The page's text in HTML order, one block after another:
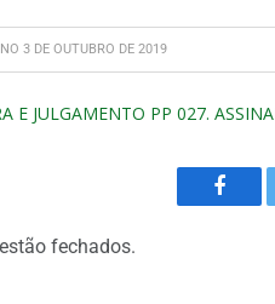
NO 3 DE OUTUBRO DE 2019
E JULGAMENTO PP 027.
fechados.